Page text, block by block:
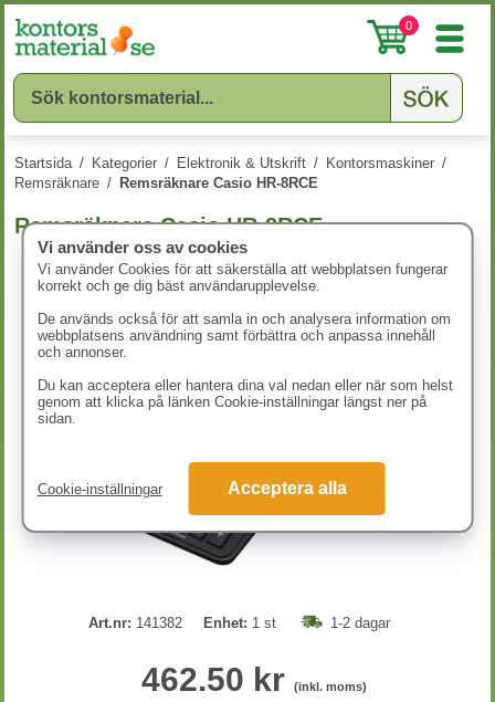
0
Startsida / Kategorier / Elektronik & Utskrift / Kontorsmaskiner /
Remsräknare / Remsräknare Casio HR-8RCE
Remsräknare Casio HR-8RCE
Art.nr: 141382 Enhet: 1 st 1-2 dagar
462.50 kr (inkl. moms)
Vi använder oss av cookies
Vi använder Cookies för att säkerställa att webbplatsen fungerar
korrekt och ge dig bäst användarupplevelse.
De används också för att samla in och analysera information om
webbplatsens användning samt förbättra och anpassa innehåll
och annonser.
Du kan acceptera eller hantera dina val nedan eller när som helst
genom att klicka på länken Cookie-inställningar längst ner på
sidan.
Cookie-inställningar Acceptera alla